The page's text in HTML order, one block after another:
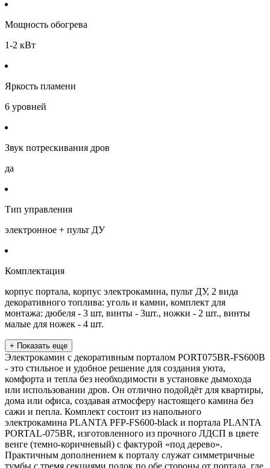
Мощность обогрева
1-2 кВт
Яркость пламени
6 уровней
Звук потрескивания дров
да
Тип управления
электронное + пульт ДУ
Комплектация
корпус портала, корпус электрокамина, пульт ДУ, 2 вида
декоративного топлива: уголь и камни, комплект для
монтажа: дюбеля - 3 шт, винты - 3шт., ножки - 2 шт., винты
малые для ножек - 4 шт.
+ Показать еще
Электрокамин с декоративным порталом PORT075BR-FS600B
- это стильное и удобное решение для создания уюта,
комфорта и тепла без необходимости в установке дымохода
или использовании дров. Он отлично подойдёт для квартиры,
дома или офиса, создавая атмосферу настоящего камина без
сажи и пепла. Комплект состоит из напольного
электрокамина PLANTA PFP-FS600-black и портала PLANTA
PORTAL-075BR, изготовленного из прочного ЛДСП в цвете
венге (темно-коричневый) с фактурой «под дерево».
Практичным дополнением к порталу служат симметричные
тумбы с тремя секциями полок по обе стороны от портала, где